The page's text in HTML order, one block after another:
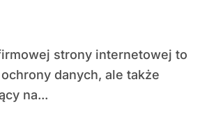
danych, ale także
na...